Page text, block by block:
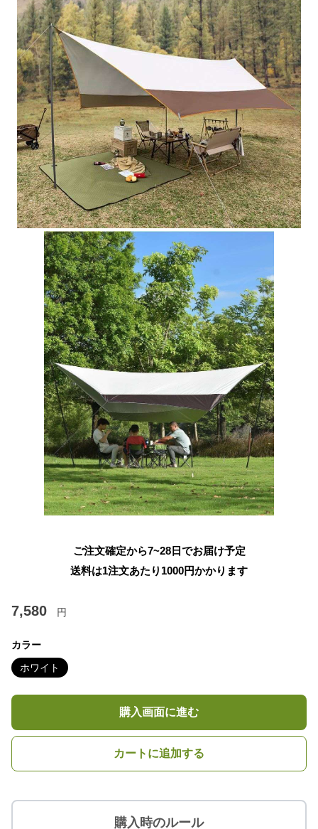
ご注文確定から7~28日でお届け予定
送料は1注文あたり 1000円かかります
7,580 円
カラー
ホワイト
購入画面に進む
カートに追加する
購入時のルール